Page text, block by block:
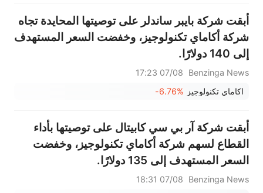
أبقت شركة بايبر ساندلر على توصيتها المحايدة تجاه
شركة أكاماي تكنولوجيز، وخفضت السعر المستهدف
إلى 140 دولارًا.
Benzinga News
07/08 17:23
اكاماي تكنولوجيز -6.76%
أبقت شركة آر بي سي كابيتال على توصيتها بأداء
القطاع لسهم شركة أكاماي تكنولوجيز، وخفضت
السعر المستهدف إلى 135 دولارًا.
Benzinga News
07/08 18:31